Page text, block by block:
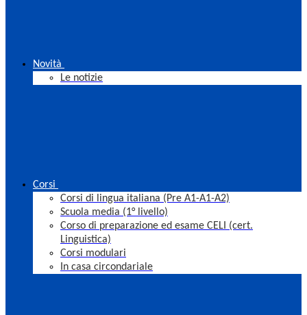
Novità
Le notizie
Corsi
Corsi di lingua italiana (Pre A1-A1-A2)
Scuola media (1° livello)
Corso di preparazione ed esame CELI (cert.
Linguistica)
Corsi modulari
In casa circondariale